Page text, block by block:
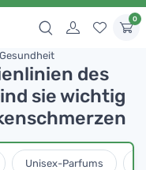
0
Gesundheit
des
sie wichtig
Unisex-Parfums